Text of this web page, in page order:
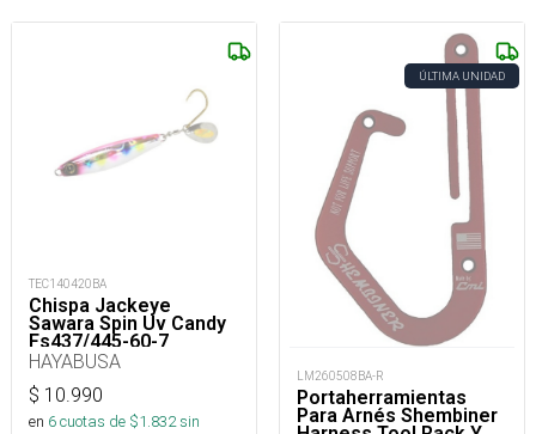
TEC140420BA
Chispa Jackeye
Sawara Spin Uv Candy
Fs437/445-60-7_
HAYABUSA
$ 10.990
en 6cuotas de $1.832sin
ÚLTIMA UNIDAD
LM260508BA-R
Portaherramientas
Para Arnés Shembiner